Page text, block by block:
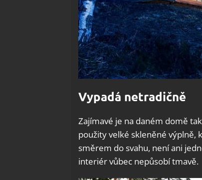
Vypadá netradičně
Zajímavé je na daném domě
použity velké skleněné výplně,
směrem do svahu, není ani
interiér vůbec nepůsobí tmavě.